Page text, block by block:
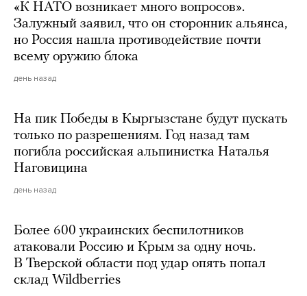
«К НАТО возникает много вопросов».
Залужный заявил, что он сторонник альянса,
но Россия нашла противодействие почти
всему оружию блока
день назад
На пик Победы в Кыргызстане будут пускать
только по разрешениям. Год назад там
погибла российская альпинистка Наталья
Наговицина
день назад
Более 600 украинских беспилотников
атаковали Россию и Крым за одну ночь.
В Тверской области под удар опять попал
склад Wildberries